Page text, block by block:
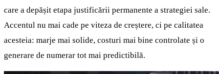
care a depășit etapa justificării permanente a strategiei sale.
Accentul nu mai cade pe viteza de creștere, ci pe calitatea
acesteia: marje mai solide, costuri mai bine controlate și o
generare de numerar tot mai predictibilă.